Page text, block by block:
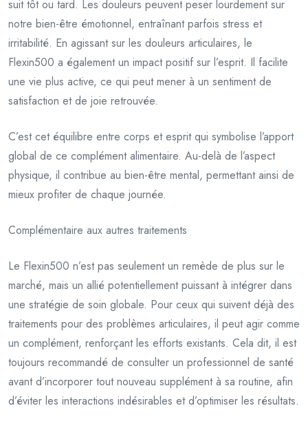
suit tôt ou tard. Les douleurs peuvent peser lourdement sur
notre bien-être émotionnel, entraînant parfois stress et
irritabilité. En agissant sur les douleurs articulaires, le
Flexin500 a également un impact positif sur l’esprit. Il facilite
une vie plus active, ce qui peut mener à un sentiment de
satisfaction et de joie retrouvée.
C’est cet équilibre entre corps et esprit qui symbolise l’apport
global de ce complément alimentaire. Au-delà de l’aspect
physique, il contribue au bien-être mental, permettant ainsi de
mieux profiter de chaque journée.
Complémentaire aux autres traitements
Le Flexin500 n’est pas seulement un remède de plus sur le
marché, mais un allié potentiellement puissant à intégrer dans
une stratégie de soin globale. Pour ceux qui suivent déjà des
traitements pour des problèmes articulaires, il peut agir comme
un complément, renforçant les efforts existants. Cela dit, il est
toujours recommandé de consulter un professionnel de santé
avant d’incorporer tout nouveau supplément à sa routine, afin
d’éviter les interactions indésirables et d’optimiser les résultats.